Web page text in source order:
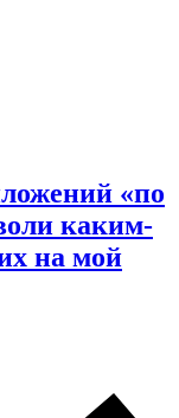
«по
каким-
на мой